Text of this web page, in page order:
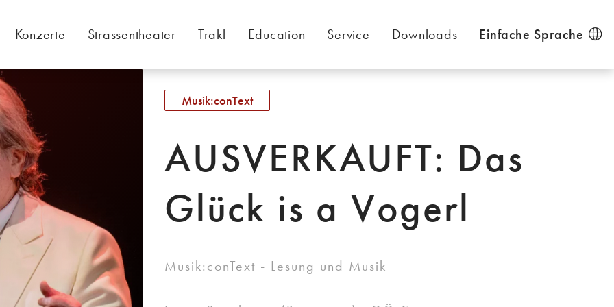
Konzerte Strassentheater Trakl Education Service Downloads Einfache Sprache
Musik:conText
AUSVERKAUFT: Das
Glück is a Vogerl
Musik:conText - Lesung und Musik